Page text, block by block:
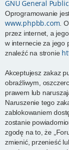
GNU General
Oprogramowanie
www.phpbb.com .
przez internet, a
w internecie za jego
znaleźć na stronie
Akceptujesz zakaz
obraźliwym,
prawem lub
Naruszenie tego
zablokowaniem
zostanie
zgodę na to, że
zmienić, przenieść